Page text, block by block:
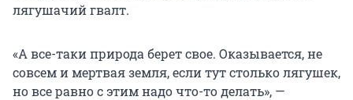
лягушачий гвалт.
«А все-таки природа берет свое. Оказывается, не
совсем и мертвая земля, если тут столько лягушек,
но все равно с этим надо что-то делать», —